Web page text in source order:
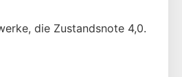
die Zustandsnote 4,0.